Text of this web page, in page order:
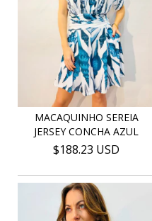
MACAQUINHO SEREIA
JERSEY CONCHA AZUL
$188.23 USD